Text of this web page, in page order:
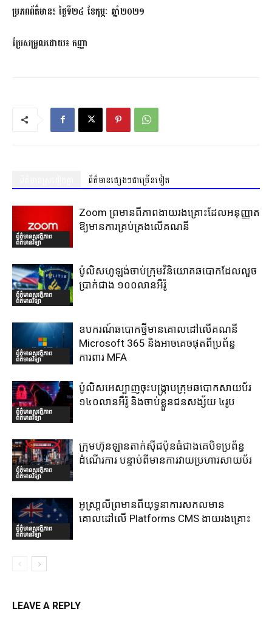
ប្រភពព័ត៌មាន៖ ថ្ងៃទី២៤ ខែកុម្ភៈ ឆ្នាំ២០២១
ប្រែ​សម្រួល​ដោយ៖ កញ្ញា
ព័ត៌មានផ្សេងៗជាច្រើនទៀត
ព័ត៌មានសុវត្ថិភាព
ព័ត៌មានវិទ្យា
Zoom ព្រមានពីភាពងាយរងគ្រោះដែលអនុញ្ញាត
ឱ្យមានការគ្រប់គ្រងលើគណនី
ព័ត៌មានសុវត្ថិភាព
ព័ត៌មានវិទ្យា
ប៉ូលិសហូឡង់ចាប់ក្រុមវិនិយោគឆបោកដែលលួច
ប្រាក់ជាង ១០០លានអឺរ៉ូ
ព័ត៌មានសុវត្ថិភាព
ព័ត៌មានវិទ្យា
ឧបករណ៍ឆបោកថ្មីមានគោលដៅលើគណនី
Microsoft 365 និងអាចគេចផុតពីប្រព័ន្ធ
ការពារ MFA
ព័ត៌មានសុវត្ថិភាព
ព័ត៌មានវិទ្យា
ប៉ូលិសអេស្បាញចុះបង្រ្កាបក្រុមឆបោកសាយប័រ
១៤០លានអឺរ៉ូ និងចាប់ខ្លួនជនសង្ស័យ ៤រូប
ព័ត៌មានសុវត្ថិភាព
ព័ត៌មានវិទ្យា
ក្រុមហ៊ុនឡានតាក់ស៊ីជប៉ុនធំជាងគេបិទប្រព័ន្ធ
ដំណើរការ បន្ទាប់ពីមានការវាយប្រហារសាយប័រ
ព័ត៌មានសុវត្ថិភាព
ព័ត៌មានវិទ្យា
អូស្រា្តលីព្រមានពីយុទ្ធនាការសកលមាន
គោលដៅលើ Platforms CMS ងាយរងគ្រោះ
LEAVE A REPLY